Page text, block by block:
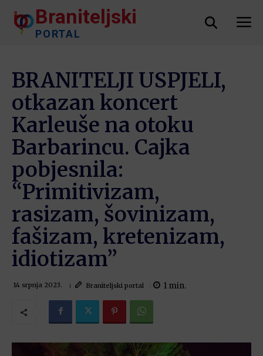
Braniteljski
PORTAL
BRANITELJI USPJELI,
otkazan koncert
Karleuše na otoku
Barbarincu. Cajka
pobjesnila:
“Primitivizam,
rasizam, šovinizam,
fašizam, kretenizam,
idiotizam”
14 srpnja 2023. Braniteljski portal 1 min.